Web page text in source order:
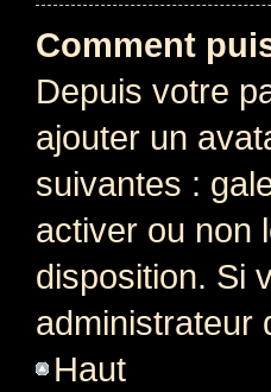
Comment
Depuis votre
ajouter un
suivantes :
activer ou non
disposition. Si
administrateur
Haut